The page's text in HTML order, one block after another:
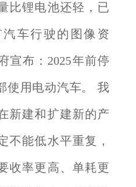
比锂电池还轻，已
车行驶的图像资
宣布：2025年前停
使用电动汽车。 我
新建和扩建新的产
不能低水平重复，
收率更高、单耗更